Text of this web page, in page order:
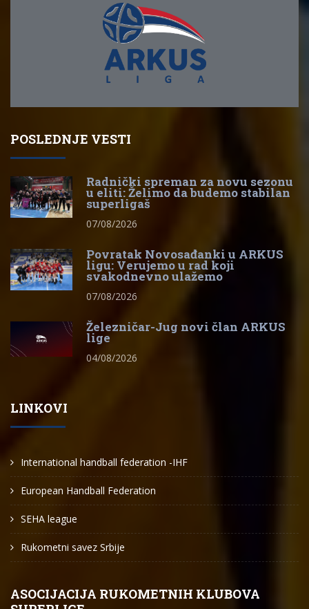
POSLEDNJE VESTI
Radnički spreman za novu sezonu
u eliti: Želimo da budemo stabilan
superligaš
07/08/2026
Povratak Novosađanki u ARKUS
ligu: Verujemo u rad koji
svakodnevno ulažemo
07/08/2026
Železničar-Jug novi član ARKUS
lige
04/08/2026
LINKOVI
International handball federation -IHF
European Handball Federation
SEHA league
Rukometni savez Srbije
ASOCIJACIJA RUKOMETNIH KLUBOVA